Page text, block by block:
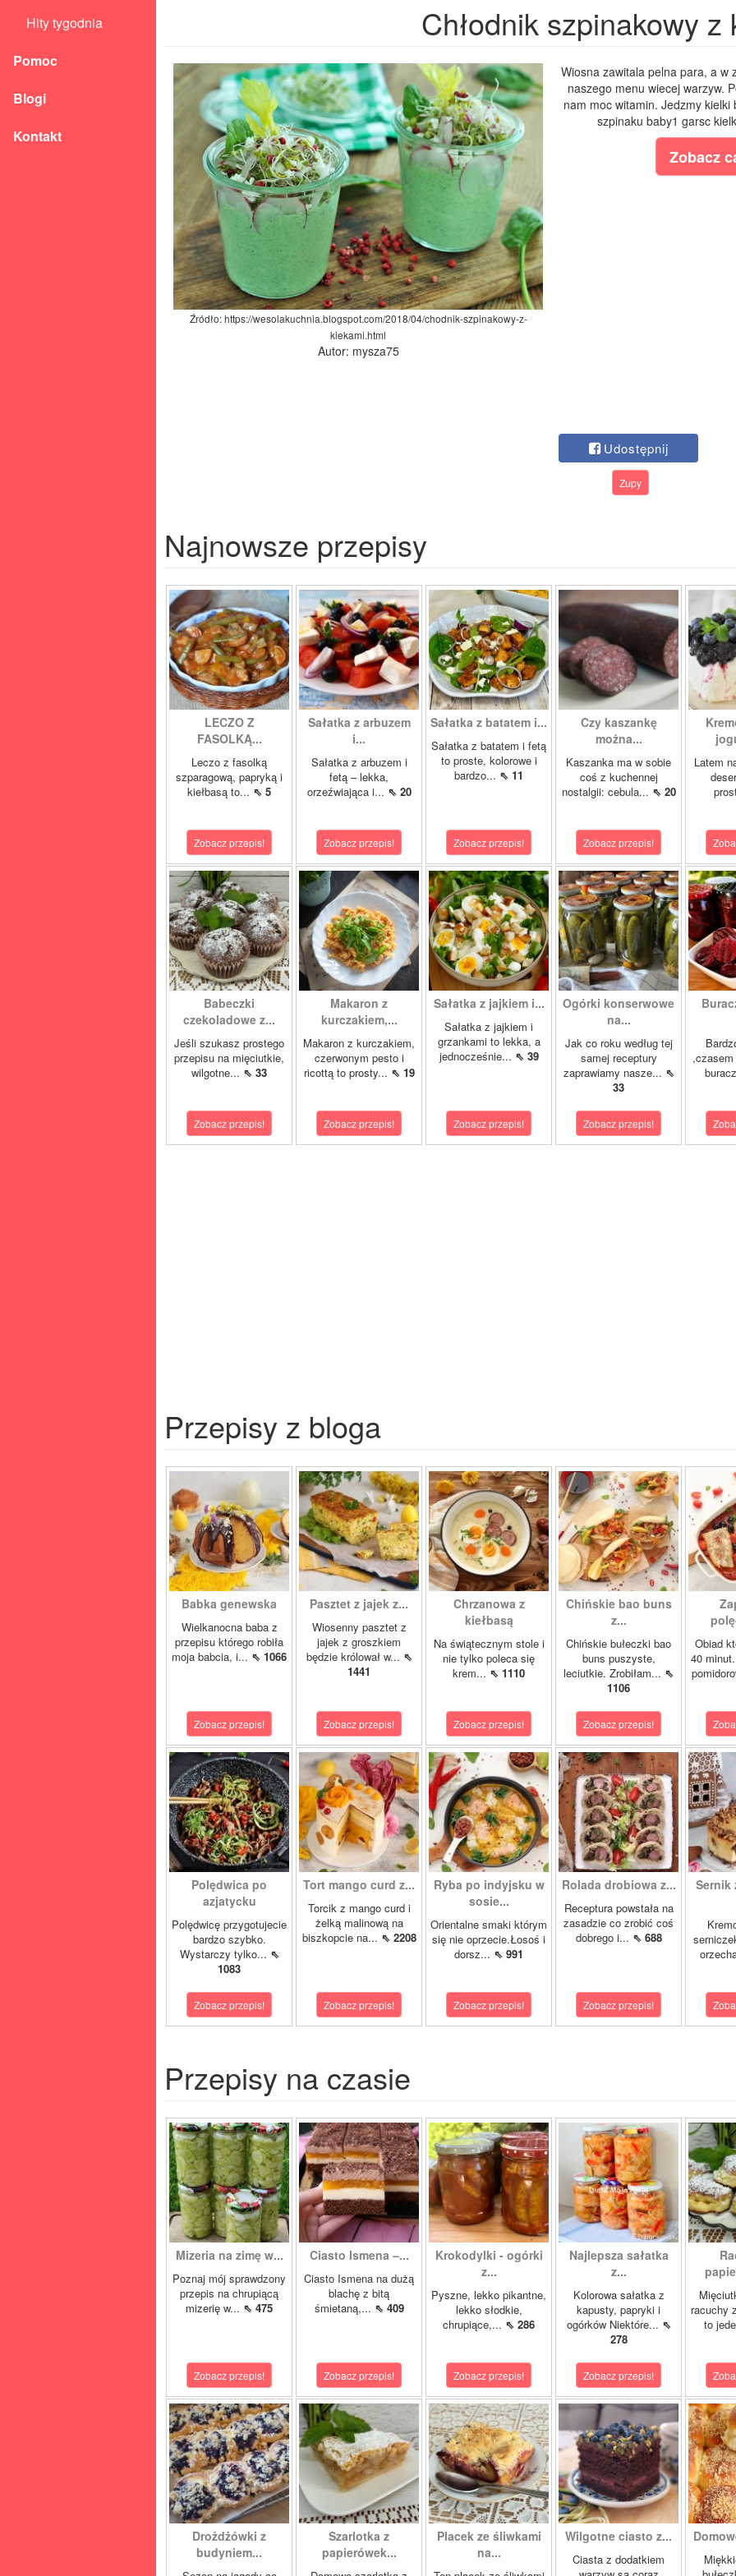
Hity tygodnia
Pomoc
Blogi
Kontakt
Chłodnik szpinakowy z
Źródło: https://wesolakuchnia.blogspot.com/2018/04/chodnik-szpinakowy-z-
kiekami.html
Autor: mysza75
Wiosna zawitala pelna para, a w
naszego menu wiecej warzyw.
nam moc witamin. Jedzmy
szpinaku baby1 garsc
Zobacz
Udostępnij
Zupy
Najnowsze przepisy
LECZO Z
FASOLKĄ...
Leczo z fasolką
szparagową, papryką i
kiełbasą to... ⇖ 5
Zobacz przepis!
Sałatka z arbuzem
i...
Sałatka z arbuzem i
fetą – lekka,
orzeźwiająca i... ⇖ 20
Zobacz przepis!
Sałatka z batatem i...
Sałatka z batatem i fetą
to proste, kolorowe i
bardzo... ⇖ 11
Zobacz przepis!
Czy kaszankę
można...
Kaszanka ma w sobie
coś z kuchennej
nostalgii: cebula... ⇖ 20
Zobacz przepis!
Latem
Babeczki
czekoladowe z...
Jeśli szukasz prostego
przepisu na mięciutkie,
wilgotne... ⇖ 33
Zobacz przepis!
Makaron z
kurczakiem,...
Makaron z kurczakiem,
czerwonym pesto i
ricottą to prosty... ⇖ 19
Zobacz przepis!
Sałatka z jajkiem i...
Sałatka z jajkiem i
grzankami to lekka, a
jednocześnie... ⇖ 39
Zobacz przepis!
Ogórki konserwowe
na...
Jak co roku według tej
samej receptury
zaprawiamy nasze... ⇖
33
Zobacz przepis!
,czasem
Przepisy z bloga
Babka genewska
Wielkanocna baba z
przepisu którego robiła
moja babcia, i... ⇖ 1066
Zobacz przepis!
Pasztet z jajek z...
Wiosenny pasztet z
jajek z groszkiem
będzie królował w... ⇖
1441
Zobacz przepis!
Chrzanowa z
kiełbasą
Na świątecznym stole i
nie tylko poleca się
krem... ⇖ 1110
Zobacz przepis!
Chińskie bao buns
z...
Chińskie bułeczki bao
buns puszyste,
leciutkie. Zrobiłam... ⇖
1106
Zobacz przepis!
Obiad
40
Polędwica po
azjatycku
Polędwicę przygotujecie
bardzo szybko.
Wystarczy tylko... ⇖
1083
Zobacz przepis!
Tort mango curd z...
Torcik z mango curd i
żelką malinową na
biszkopcie na... ⇖ 2208
Zobacz przepis!
Ryba po indyjsku w
sosie...
Orientalne smaki którym
się nie oprzecie.Łosoś i
dorsz... ⇖ 991
Zobacz przepis!
Rolada drobiowa z...
Receptura powstała na
zasadzie co zrobić coś
dobrego i... ⇖ 688
Zobacz przepis!
Sernik
Przepisy na czasie
Mizeria na zimę w...
Poznaj mój sprawdzony
przepis na chrupiącą
mizerię w... ⇖ 475
Zobacz przepis!
Ciasto Ismena –...
Ciasto Ismena na dużą
blachę z bitą
śmietaną,... ⇖ 409
Zobacz przepis!
Krokodylki - ogórki
z...
Pyszne, lekko pikantne,
lekko słodkie,
chrupiące,... ⇖ 286
Zobacz przepis!
Najlepsza sałatka
z...
Kolorowa sałatka z
kapusty, papryki i
ogórków Niektóre... ⇖
278
Zobacz przepis!
racuchy
to
Drożdżówki z
budyniem...
Szarlotka z
papierówek...
Placek ze śliwkami
na...
Wilgotne ciasto z...
Ciasta z dodatkiem